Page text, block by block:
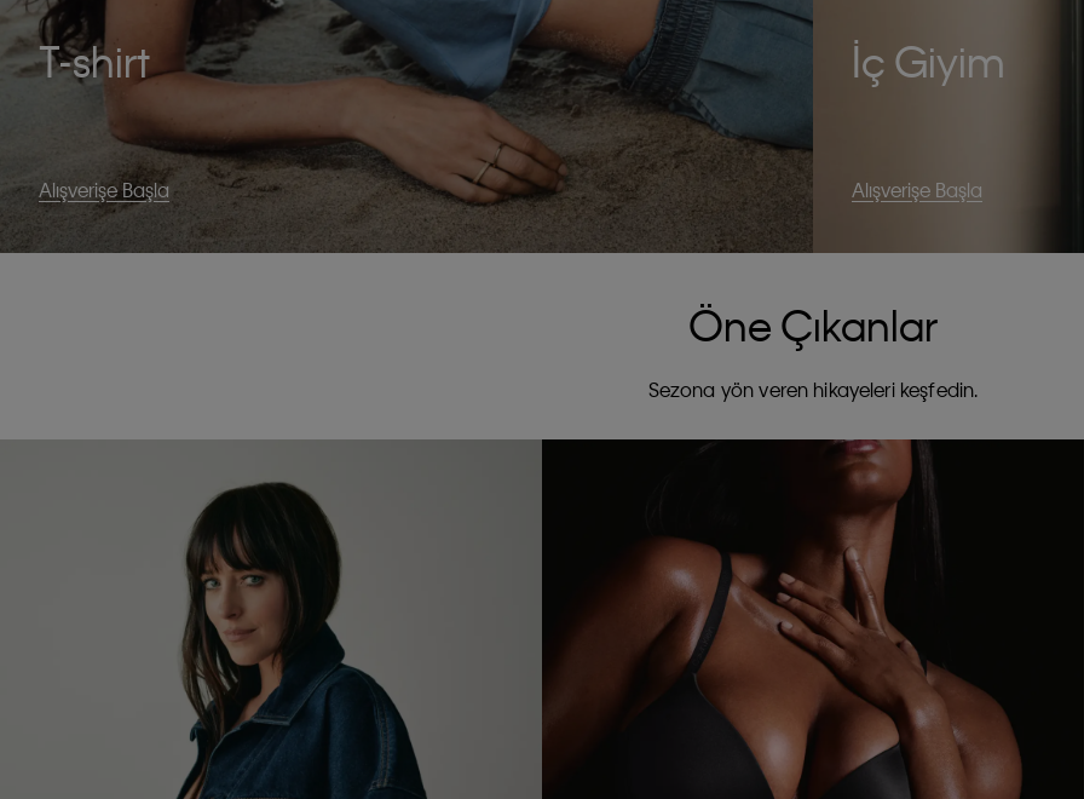
T-shirt
Alışverişe Başla
İç Giyim
Alışverişe Başla
Öne Çıkanlar
Sezona yön veren hikayeleri keşfedin.